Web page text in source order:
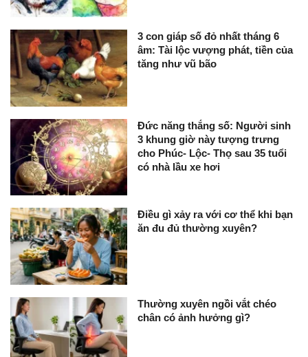
3 con giáp số đỏ nhất tháng 6
âm: Tài lộc vượng phát, tiền của
tăng như vũ bão
Đức năng thắng số: Người sinh
3 khung giờ này tượng trưng
cho Phúc- Lộc- Thọ sau 35 tuổi
có nhà lầu xe hơi
Điều gì xảy ra với cơ thể khi bạn
ăn đu đủ thường xuyên?
Thường xuyên ngồi vắt chéo
chân có ảnh hưởng gì?